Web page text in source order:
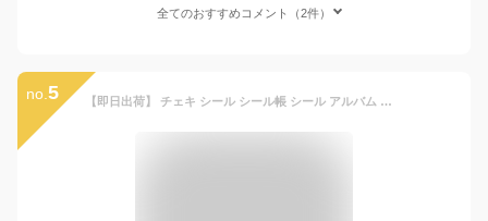
全てのおすすめコメント（2件）
no. 5 【即日出荷】 チェキ シール シール帳 シール アルバム 手帳 instax mini チェキミニ インスタントカメラ FUJIFILM ポケットアルバム 10ページ 取り外し ポケットサイズ チェキアルバム おしゃれ かわいい ボタン付きのおしゃれなリングバインダーチェキフォルダー